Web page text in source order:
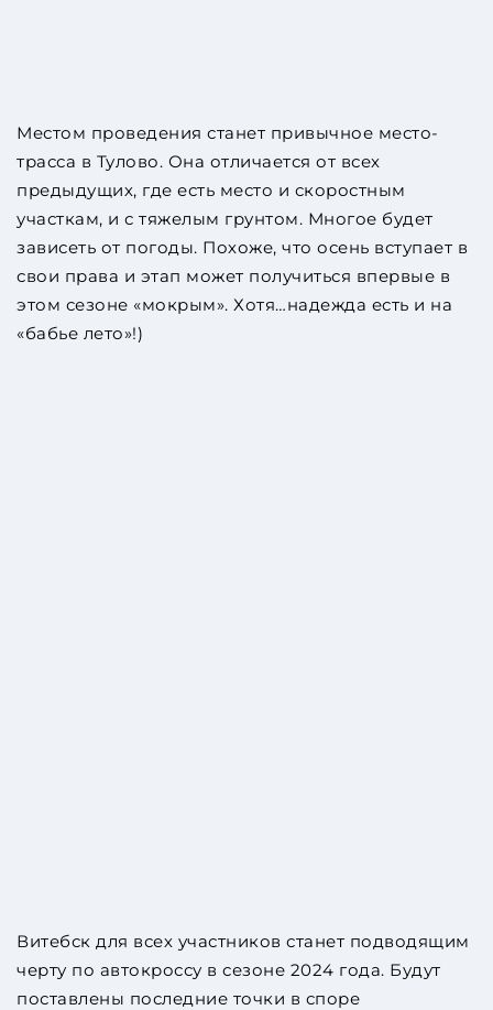
Местом проведения станет привычное место-
трасса в Тулово. Она отличается от всех
предыдущих, где есть место и скоростным
участкам, и с тяжелым грунтом. Многое будет
зависеть от погоды. Похоже, что осень вступает в
свои права и этап может получиться впервые в
этом сезоне «мокрым». Хотя…надежда есть и на
«бабье лето»!)
Витебск для всех участников станет подводящим
черту по автокроссу в сезоне 2024 года. Будут
поставлены последние точки в споре